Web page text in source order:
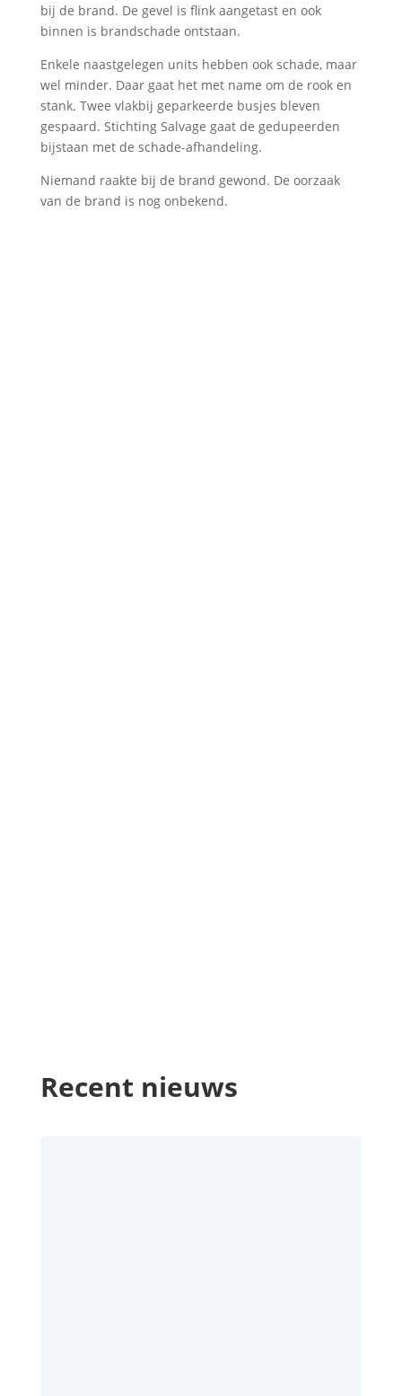
bij de brand. De gevel is flink aangetast en ook
binnen is brandschade ontstaan.
Enkele naastgelegen units hebben ook schade, maar
wel minder. Daar gaat het met name om de rook en
stank. Twee vlakbij geparkeerde busjes bleven
gespaard. Stichting Salvage gaat de gedupeerden
bijstaan met de schade-afhandeling.
Niemand raakte bij de brand gewond. De oorzaak
van de brand is nog onbekend.
Recent nieuws